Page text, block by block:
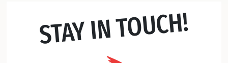
STAY IN TOUCH!